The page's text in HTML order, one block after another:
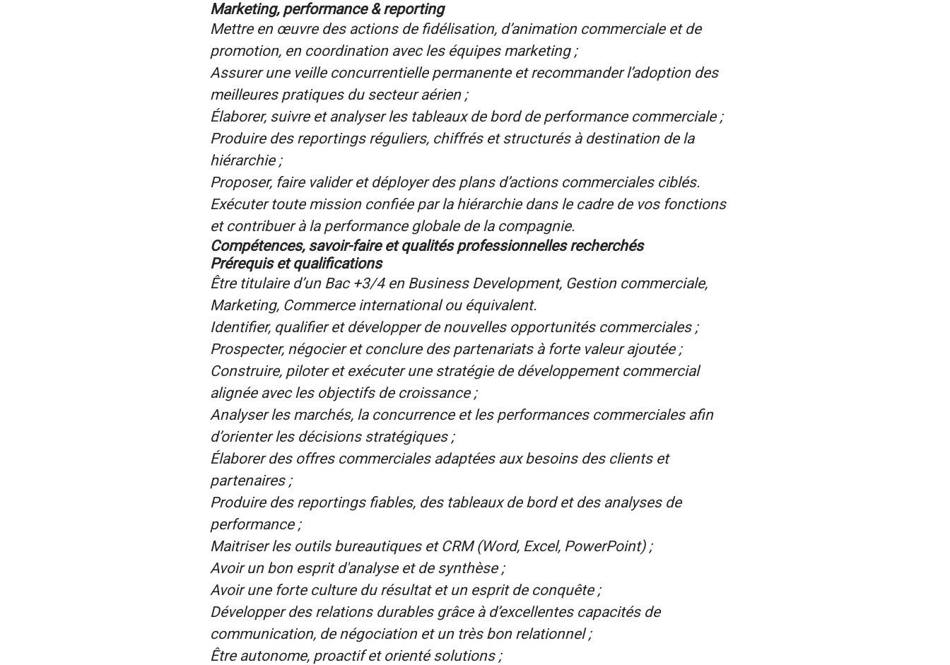
Marketing, performance & reporting
Mettre en œuvre des actions de fidélisation, d’animation commerciale et de
promotion, en coordination avec les équipes marketing ;
Assurer une veille concurrentielle permanente et recommander l’adoption des
meilleures pratiques du secteur aérien ;
Élaborer, suivre et analyser les tableaux de bord de performance commerciale ;
Produire des reportings réguliers, chiffrés et structurés à destination de la
hiérarchie ;
Proposer, faire valider et déployer des plans d’actions commerciales ciblés.
Exécuter toute mission confiée par la hiérarchie dans le cadre de vos fonctions
et contribuer à la performance globale de la compagnie.
Compétences, savoir-faire et qualités professionnelles recherchés
Prérequis et qualifications
Être titulaire d’un Bac +3/4 en Business Development, Gestion commerciale,
Marketing, Commerce international ou équivalent.
Identifier, qualifier et développer de nouvelles opportunités commerciales ;
Prospecter, négocier et conclure des partenariats à forte valeur ajoutée ;
Construire, piloter et exécuter une stratégie de développement commercial
alignée avec les objectifs de croissance ;
Analyser les marchés, la concurrence et les performances commerciales afin
d’orienter les décisions stratégiques ;
Élaborer des offres commerciales adaptées aux besoins des clients et
partenaires ;
Produire des reportings fiables, des tableaux de bord et des analyses de
performance ;
Maitriser les outils bureautiques et CRM (Word, Excel, PowerPoint) ;
Avoir un bon esprit d'analyse et de synthèse ;
Avoir une forte culture du résultat et un esprit de conquête ;
Développer des relations durables grâce à d’excellentes capacités de
communication, de négociation et un très bon relationnel ;
Être autonome, proactif et orienté solutions ;